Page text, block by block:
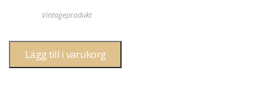
Vintageprodukt
Lägg till i varukorg